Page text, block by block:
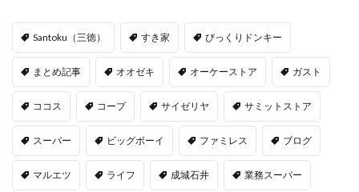
Santoku（三徳） すき家 びっくりドンキー
まとめ記事 オオゼキ オーケーストア ガスト
ココス コープ サイゼリヤ サミットストア
スーパー ビッグボーイ ファミレス ブログ
マルエツ ライフ 成城石井 業務スーパー